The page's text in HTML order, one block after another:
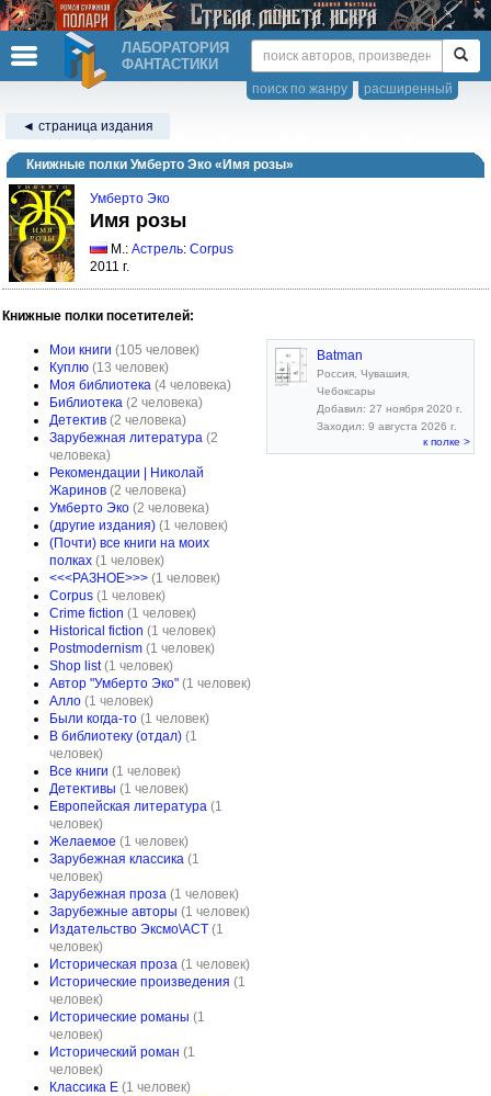
ЛАБОРАТОРИЯ
ФАНТАСТИКИ
расширенный
поиск по жанру
◄ страница издания
Книжные полки Умберто Эко «Имя розы»
Умберто Эко
Имя розы
М.: Астрель: Corpus
2011 г.
Книжные полки посетителей:
Мои книги (105 человек)
Куплю (13 человек)
Моя библиотека (4 человека)
Библиотека (2 человека)
Детектив (2 человека)
Зарубежная литература (2
человека)
Рекомендации | Николай
Жаринов (2 человека)
Умберто Эко (2 человека)
(другие издания) (1 человек)
(Почти) все книги на моих
полках (1 человек)
<<<РАЗНОЕ>>> (1 человек)
Corpus (1 человек)
Crime fiction (1 человек)
Historical fiction (1 человек)
Postmodernism (1 человек)
Shop list (1 человек)
Автор "Умберто Эко" (1 человек)
Алло (1 человек)
Были когда-то (1 человек)
В библиотеку (отдал) (1
человек)
Все книги (1 человек)
Детективы (1 человек)
Европейская литература (1
человек)
Желаемое (1 человек)
Зарубежная классика (1
человек)
Зарубежная проза (1 человек)
Зарубежные авторы (1 человек)
Издательство Эксмо\АСТ (1
человек)
Историческая проза (1 человек)
Исторические произведения (1
человек)
Исторические романы (1
человек)
Исторический роман (1
человек)
Классика E (1 человек)
Batman
Россия, Чувашия,
Чебоксары
Добавил: 27 ноября 2020 г.
Заходил: 9 августа 2026 г.
к полке >